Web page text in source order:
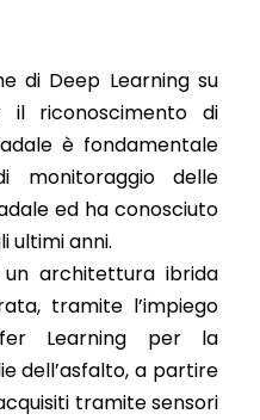
di Deep Learning su
il riconoscimento di
è fondamentale
monitoraggio delle
ed ha conosciuto
ultimi anni.
architettura ibrida
tramite l’impiego
Learning per la
dell’asfalto, a partire
tramite sensori